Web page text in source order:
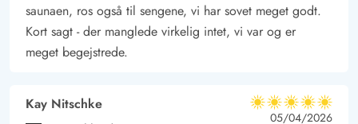
saunaen, ros også til sengene, vi har sovet meget godt.
Kort sagt - der manglede virkelig intet, vi var og er
meget begejstrede.
Kay Nitschke
5 ud af 5
5 ud af 5
5 out of 5
05/04/2026